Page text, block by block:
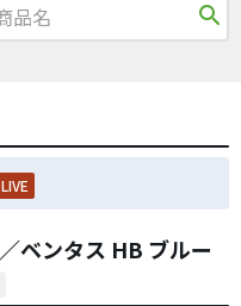
search
LIVE
ベンタス HB ブルー